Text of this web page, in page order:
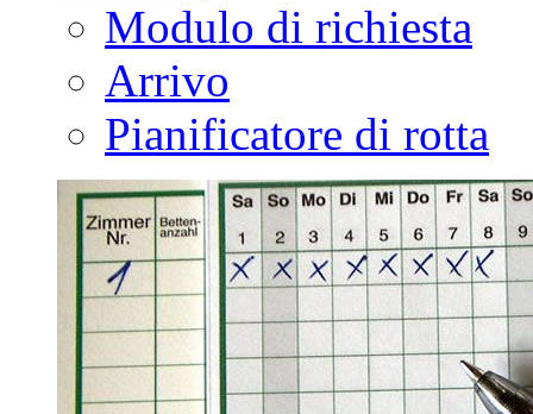
Modulo di richiesta
Arrivo
Pianificatore di rotta